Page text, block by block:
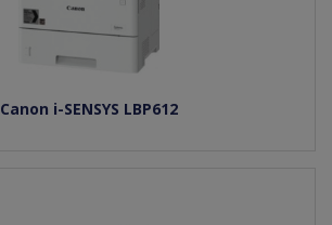
Canon i-SENSYS LBP612